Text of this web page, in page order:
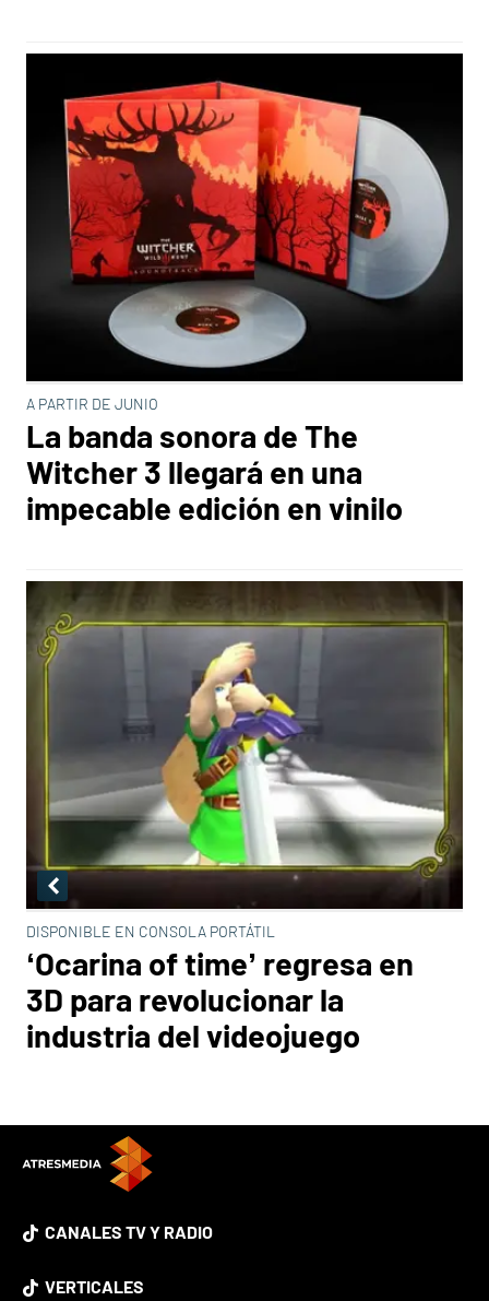
A PARTIR DE JUNIO
La banda sonora de The
Witcher 3 llegará en una
impecable edición en vinilo
DISPONIBLE EN CONSOLA PORTÁTIL
‘Ocarina of time’ regresa en
3D para revolucionar la
industria del videojuego
CANALES TV Y RADIO
VERTICALES